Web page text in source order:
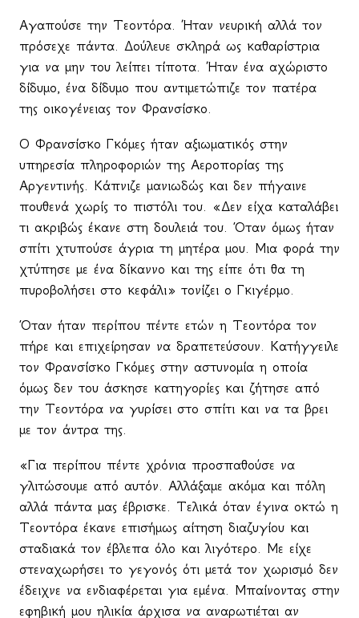
Αγαπούσε την Τεοντόρα. Ήταν νευρική αλλά τον
πρόσεχε πάντα. Δούλευε σκληρά ως καθαρίστρια
για να μην του λείπει τίποτα. Ήταν ένα αχώριστο
δίδυμο, ένα δίδυμο που αντιμετώπιζε τον πατέρα
της οικογένειας τον Φρανσίσκο.
Ο Φρανσίσκο Γκόμες ήταν αξιωματικός στην
υπηρεσία πληροφοριών της Αεροπορίας της
Αργεντινής. Κάπνιζε μανιωδώς και δεν πήγαινε
πουθενά χωρίς το πιστόλι του. «Δεν είχα καταλάβει
τι ακριβώς έκανε στη δουλειά του. Όταν όμως ήταν
σπίτι χτυπούσε άγρια τη μητέρα μου. Μια φορά την
χτύπησε με ένα δίκαννο και της είπε ότι θα τη
πυροβολήσει στο κεφάλι» τονίζει ο Γκιγέρμο.
Όταν ήταν περίπου πέντε ετών η Τεοντόρα τον
πήρε και επιχείρησαν να δραπετεύσουν. Κατήγγειλε
τον Φρανσίσκο Γκόμες στην αστυνομία η οποία
όμως δεν του άσκησε κατηγορίες και ζήτησε από
την Τεοντόρα να γυρίσει στο σπίτι και να τα βρει
με τον άντρα της.
«Για περίπου πέντε χρόνια προσπαθούσε να
γλιτώσουμε από αυτόν. Αλλάξαμε ακόμα και πόλη
αλλά πάντα μας έβρισκε. Τελικά όταν έγινα οκτώ η
Τεοντόρα έκανε επισήμως αίτηση διαζυγίου και
σταδιακά τον έβλεπα όλο και λιγότερο. Με είχε
στεναχωρήσει το γεγονός ότι μετά τον χωρισμό δεν
έδειχνε να ενδιαφέρεται για εμένα. Μπαίνοντας στην
εφηβική μου ηλικία άρχισα να αναρωτιέται αν